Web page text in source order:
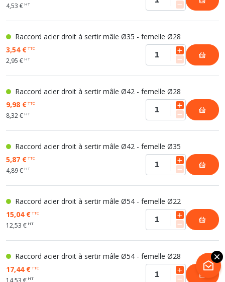
4,53 € HT
Raccord acier droit à sertir mâle Ø35 - femelle Ø28
3,54 €TTC
2,95 € HT
Raccord acier droit à sertir mâle Ø42 - femelle Ø28
9,98 €TTC
8,32 € HT
Raccord acier droit à sertir mâle Ø42 - femelle Ø35
5,87 €TTC
4,89 € HT
Raccord acier droit à sertir mâle Ø54 - femelle Ø22
15,04 €TTC
12,53 € HT
Raccord acier droit à sertir mâle Ø54 - femelle Ø28
17,44 €TTC
14,53 € HT